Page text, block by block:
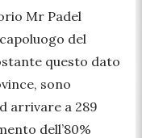
Mr Padel
del
questo dato
sono
arrivare a 289
dell’80%